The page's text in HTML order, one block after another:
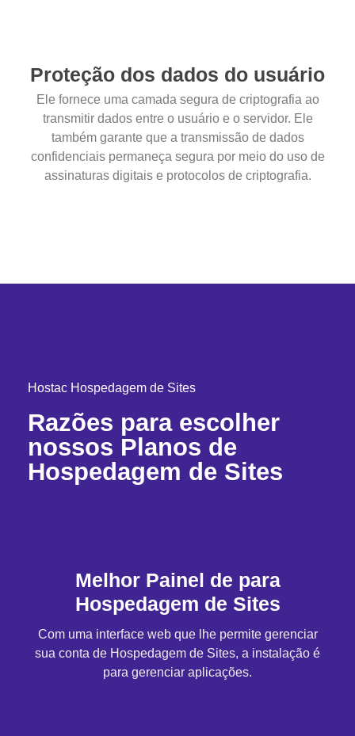
Proteção dos dados do usuário
Ele fornece uma camada segura de criptografia ao
transmitir dados entre o usuário e o servidor. Ele
também garante que a transmissão de dados
confidenciais permaneça segura por meio do uso de
assinaturas digitais e protocolos de criptografia.
Hostac Hospedagem de Sites
Razões para escolher
nossos Planos de
Hospedagem de Sites
Melhor Painel de para
Hospedagem de Sites
Com uma interface web que lhe permite gerenciar
sua conta de Hospedagem de Sites, a instalação é
para gerenciar aplicações.